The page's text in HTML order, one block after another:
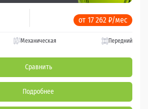
от 17 262 ₽/мес
Механическая Передний
Сравнить
Подробнее